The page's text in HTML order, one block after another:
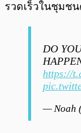
รวดเร็วในชุมช
DO
https://
— Noah